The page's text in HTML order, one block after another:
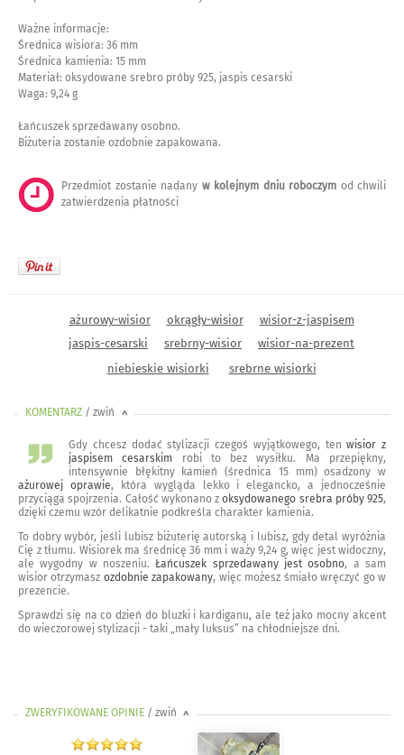
Ważne informacje:
Średnica wisiora: 36 mm
Średnica kamienia: 15 mm
Materiał: oksydowane srebro próby 925, jaspis cesarski
Waga: 9,24 g
Łańcuszek sprzedawany osobno.
Biżuteria zostanie ozdobnie zapakowana.
Przedmiot zostanie nadany w kolejnym dniu roboczym od chwili
zatwierdzenia płatności
ażurowy-wisior okrągły-wisior
wisior-z-jaspisem
jaspis-cesarski
srebrny-wisior
wisior-na-prezent
niebieskie wisiorki
srebrne wisiorki
KOMENTARZ / zwiń <
Gdy chcesz dodać stylizacji czegoś wyjątkowego, tenwisior z
jaspisem cesarskim robi to bez wysiłku. Ma przepiękny,
intensywnie błękitny kamień (średnica 15 mm) osadzony w
ażurowej oprawie, która wygląda lekko i elegancko, a jednocześnie
przyciąga spojrzenia. Całość wykonano zoksydowanego srebra próby 925,
dzięki czemu wzór delikatnie podkreśla charakter kamienia.
To dobry wybór, jeśli lubisz biżuterię autorską i lubisz, gdy detal wyróżnia
Cię z tłumu. Wisiorek ma średnicę 36 mm i waży 9,24 g, więc jest widoczny,
ale wygodny w noszeniu.Łańcuszek sprzedawany jest osobno, a sam
wisior otrzymasz ozdobnie zapakowany, więc możesz śmiało wręczyć go w
prezencie.
Sprawdzi się na co dzień do bluzki i kardiganu, ale też jako mocny akcent
do wieczorowej stylizacji - taki „mały luksus” na chłodniejsze dni.
ZWERYFIKOWANE OPINIE / zwiń >